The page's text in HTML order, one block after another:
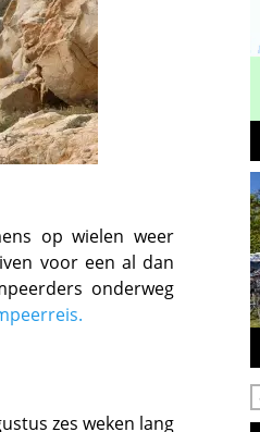
op wielen weer
voor een al dan
onderweg
zes weken lang